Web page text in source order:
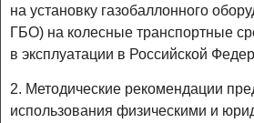
на установку газобаллонного
ГБО) на колесные транспортные
в эксплуатации в Российской
2. Методические рекомендации
использования физическими и